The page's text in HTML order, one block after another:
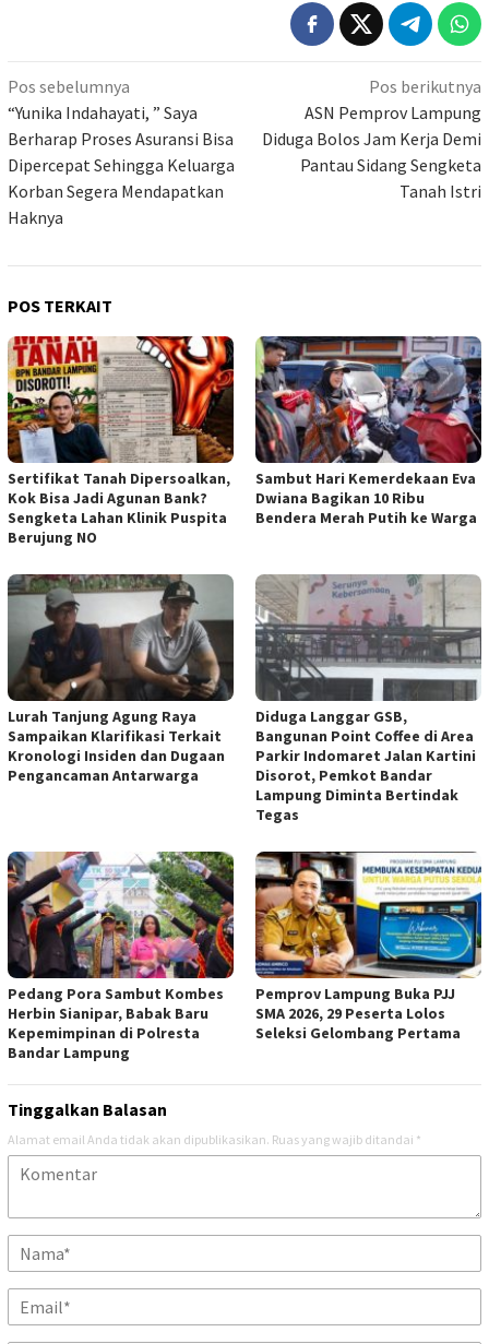
Navigasi
pos
Pos sebelumnya
“Yunika Indahayati, ” Saya
Berharap Proses Asuransi Bisa
Dipercepat Sehingga Keluarga
Korban Segera Mendapatkan
Haknya
Pos berikutnya
ASN Pemprov Lampung
Diduga Bolos Jam Kerja Demi
Pantau Sidang Sengketa
Tanah Istri
POS TERKAIT
Sertifikat Tanah Dipersoalkan,
Kok Bisa Jadi Agunan Bank?
Sengketa Lahan Klinik Puspita
Berujung NO
Sambut Hari Kemerdekaan Eva
Dwiana Bagikan 10 Ribu
Bendera Merah Putih ke Warga
Lurah Tanjung Agung Raya
Sampaikan Klarifikasi Terkait
Kronologi Insiden dan Dugaan
Pengancaman Antarwarga
Diduga Langgar GSB,
Bangunan Point Coffee di Area
Parkir Indomaret Jalan Kartini
Disorot, Pemkot Bandar
Lampung Diminta Bertindak
Tegas
Pedang Pora Sambut Kombes
Herbin Sianipar, Babak Baru
Kepemimpinan di Polresta
Bandar Lampung
Pemprov Lampung Buka PJJ
SMA 2026, 29 Peserta Lolos
Seleksi Gelombang Pertama
Tinggalkan Balasan
Alamat email Anda tidak akan dipublikasikan. Ruas yang wajib ditandai *